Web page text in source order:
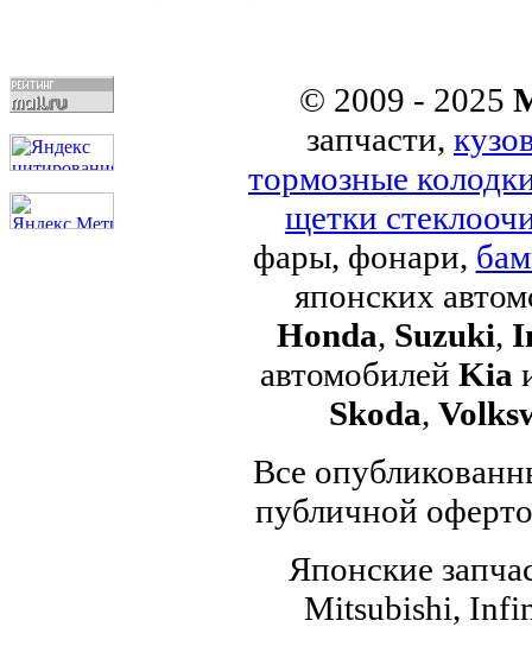
© 2009 - 2025
запчасти,
тормозные
щетки
фары, фонари,
японских
Honda, Suzuki,
автомобилей Kia
Skoda,
Все
публичной
Японские
Mitsubishi,